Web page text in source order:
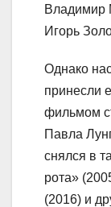
Владимир
Игорь
Однако
принесли
фильмом
Павла
снялся в
рота»
(2016) и